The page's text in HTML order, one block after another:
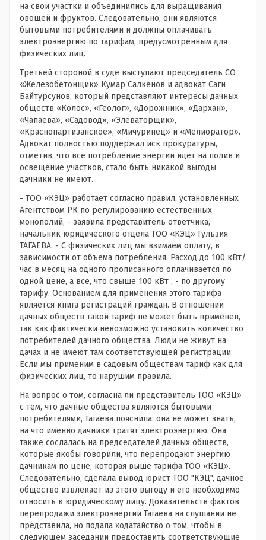
на свои участки и объединились для выращивания
овощей и фруктов. Следовательно, они являются
бытовыми потребителями и должны оплачивать
электроэнергию по тарифам, предусмотренным для
физических лиц.
Третьей стороной в суде выступают председатель СО
«Железобетонщик» Кумар Салкенов и адвокат Саги
Байтурсунов, который представляют интересы дачных
обществ «Колос», «Геолог», «Дорожник», «Дархан»,
«Чапаева», «Садовод», «Элеваторщик»,
«Краснопартизанское», «Мичуринец» и «Мелиоратор».
Адвокат полностью поддержал иск прокуратуры,
отметив, что все потребление энергии идет на полив и
освещение участков, стало быть никакой выгоды
дачники не имеют.
- ТОО «КЭЦ» работает согласно правил, установленных
Агентством РК по регулированию естественных
монополий, - заявила представитель ответчика,
начальник юридического отдела ТОО «КЭЦ» Гульзия
ТАГАЕВА. - С физических лиц мы взимаем оплату, в
зависимости от объема потребления. Расход до 100 кВт/
час в месяц на одного прописанного оплачивается по
одной цене, а все, что свыше 100 кВт , - по другому
тарифу. Основанием для применения этого тарифа
является книга регистраций граждан. В отношении
дачных обществ такой тариф не может быть применен,
так как фактически невозможно установить количество
потребителей дачного общества. Люди не живут на
дачах и не имеют там соответствующей регистрации.
Если мы применим в садовым обществам тариф как для
физических лиц, то нарушим правила.
На вопрос о том, согласна ли представитель ТОО «КЭЦ»
с тем, что дачные общества являются бытовыми
потребителями, Тагаева пояснила: она не может знать,
на что именно дачники тратят электроэнергию. Она
также сослалась на председателей дачных обществ,
которые якобы говорили, что перепродают энергию
дачникам по цене, которая выше тарифа ТОО «КЭЦ».
Следовательно, сделала вывод юрист ТОО "КЭЦ", дачное
общество извлекает из этого выгоду и его необходимо
относить к юридическому лицу. Доказательств фактов
перепродажи электроэнергии Тагаева на слушании не
представила, но подала ходатайство о том, чтобы в
следующем заседании предоставить соответствующие